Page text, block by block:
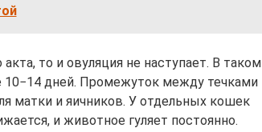
то и овуляция не наступает. В таком
10−14 дней. Промежуток между течками
матки и яичников. У отдельных кошек
и животное гуляет постоянно.